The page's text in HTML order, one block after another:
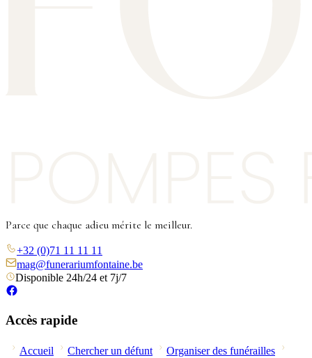
Parce que chaque adieu mérite le meilleur.
+32 (0)71 11 11 11
mag@funerariumfontaine.be
Disponible 24h/24 et 7j/7
Accès rapide
Accueil Chercher un défunt
Organiser des funérailles